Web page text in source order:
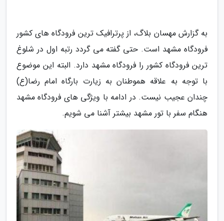
به گزارش مهسان بلاگ، از پرترافیک ترین فرودگاه های کشور
فرودگاه مشهد است. حتی گفته می گردد رتبه اول در شلوغ
ترین فرودگاه کشور را فرودگاه مشهد دارد. البته این موضوع
با توجه به علاقه هموطنان به زیارت بارگاه امام رضا(ع)
چندان عجیب نیست. در ادامه با ویژگی های فرودگاه مشهد
هنگام سفر با تور مشهد بیشتر آشنا می شویم.